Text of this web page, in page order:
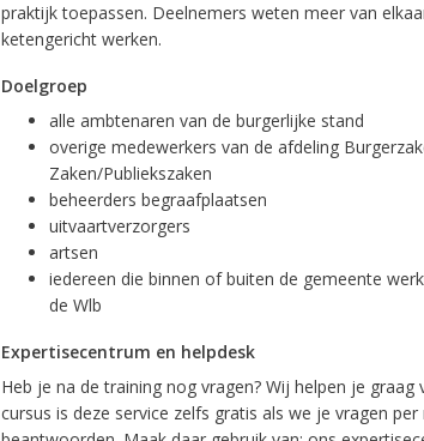
praktijk toepassen. Deelnemers weten meer van
ketengericht werken.
Doelgroep
alle ambtenaren van de burgerlijke stand
overige medewerkers van de afdeling
Zaken/Publiekszaken
beheerders begraafplaatsen
uitvaartverzorgers
artsen
iedereen die binnen of buiten de gemeente
de Wlb
Expertisecentrum en helpdesk
Heb je na de training nog vragen? Wij helpen je
cursus is deze service zelfs gratis als we je vragen